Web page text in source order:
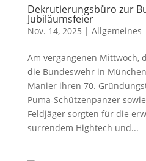
Dekrutierungsbüro zur
Jubiläumsfeier
Nov. 14, 2025 | Allgemeines
Am vergangenen Mittwoch,
die Bundeswehr in
Manier ihren 70.
Puma-Schützenpanzer
Feldjäger sorgten für die
surrendem Hightech und...